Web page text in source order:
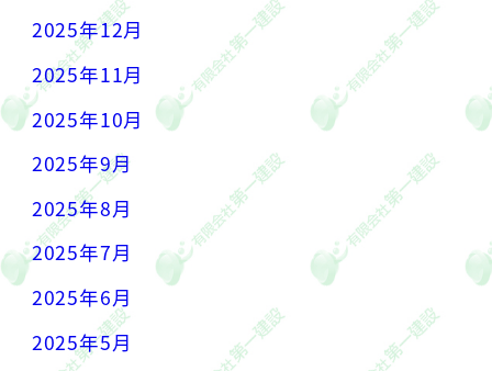
2025年12月
2025年11月
2025年10月
2025年9月
2025年8月
2025年7月
2025年6月
2025年5月